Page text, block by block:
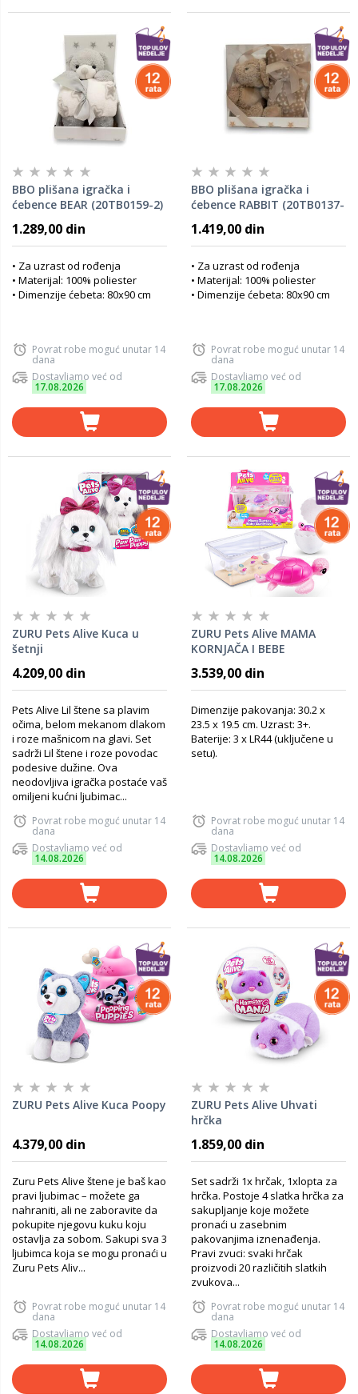
BBO plišana igračka i
ćebence BEAR (20TB0159-2)
1.289,00 din
• Za uzrast od rođenja
• Materijal: 100% poliester
• Dimenzije ćebeta: 80x90 cm
Povrat robe moguć unutar 14
dana
Dostavljamo već od
17.08.2026
BBO plišana igračka i
ćebence RABBIT (20TB0137-
1.419,00 din
• Za uzrast od rođenja
• Materijal: 100% poliester
• Dimenzije ćebeta: 80x90 cm
Povrat robe moguć unutar 14
dana
Dostavljamo već od
17.08.2026
ZURU Pets Alive Kuca u
šetnji
4.209,00 din
Pets Alive Lil štene sa plavim
očima, belom mekanom dlakom
i roze mašnicom na glavi. Set
sadrži Lil štene i roze povodac
podesive dužine. Ova
neodovljiva igračka postaće vaš
omiljeni kućni ljubimac...
Povrat robe moguć unutar 14
dana
Dostavljamo već od
14.08.2026
ZURU Pets Alive MAMA
KORNJAČA I BEBE
3.539,00 din
Dimenzije pakovanja: 30.2 x
23.5 x 19.5 cm. Uzrast: 3+.
Baterije: 3 x LR44 (uključene u
setu).
Povrat robe moguć unutar 14
dana
Dostavljamo već od
14.08.2026
ZURU Pets Alive Kuca Poopy
4.379,00 din
Zuru Pets Alive štene je baš kao
pravi ljubimac – možete ga
nahraniti, ali ne zaboravite da
pokupite njegovu kuku koju
ostavlja za sobom. Sakupi sva 3
ljubimca koja se mogu pronaći u
Zuru Pets Aliv...
Povrat robe moguć unutar 14
dana
Dostavljamo već od
14.08.2026
ZURU Pets Alive Uhvati
hrčka
1.859,00 din
Set sadrži 1x hrčak, 1xlopta za
hrčka. Postoje 4 slatka hrčka za
sakupljanje koje možete
pronaći u zasebnim
pakovanjima iznenađenja.
Pravi zvuci: svaki hrčak
proizvodi 20 različitih slatkih
zvukova...
Povrat robe moguć unutar 14
dana
Dostavljamo već od
14.08.2026